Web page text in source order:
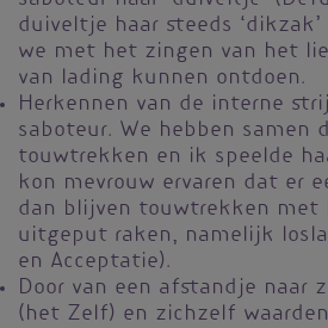
duiveltje haar steeds
we met het zingen van het
van lading kunnen ontdoen.
Herkennen van de interne
saboteur. We hebben samen
touwtrekken en ik speelde
kon mevrouw ervaren dat er
dan blijven touwtrekken met
uitgeput raken, namelijk
en Acceptatie).
Door van een afstandje naar
(het Zelf) en zichzelf